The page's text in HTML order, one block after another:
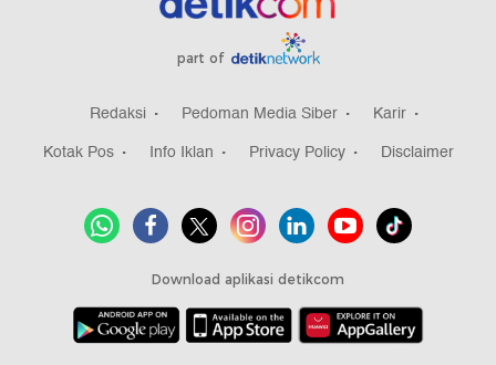
part of
Redaksi Pedoman Media Siber
Karir
Kotak Pos
Info Iklan Privacy Policy Disclaimer
Download aplikasi detikcom